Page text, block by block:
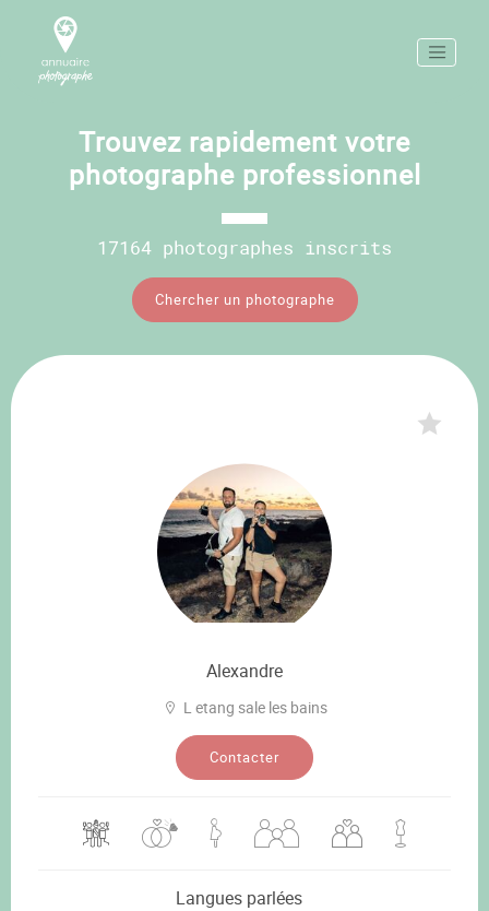
Trouvez rapidement votre
photographe professionnel
17164 photographes inscrits
Chercher un photographe
Alexandre
L etang sale les bains
Contacter
Langues parlées